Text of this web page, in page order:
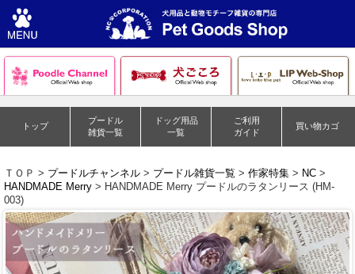
トップ
プードル
雑貨一覧
ドッグ用品
一覧
ご利用
ガイド
買い物カゴ
ＴＯＰ > プードルチャンネル > プードル雑貨一覧 > 作家特集 > NC >
HANDMADE Merry > HANDMADE Merry プードルのラタンリース (HM-
003)